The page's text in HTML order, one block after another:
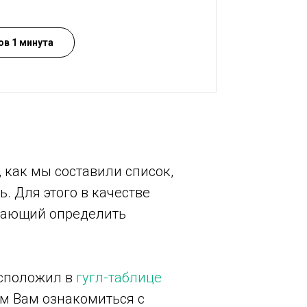
1 минута
мы составили список,
Для этого в качестве
определить
в гугл-таблице
Вам ознакомиться с